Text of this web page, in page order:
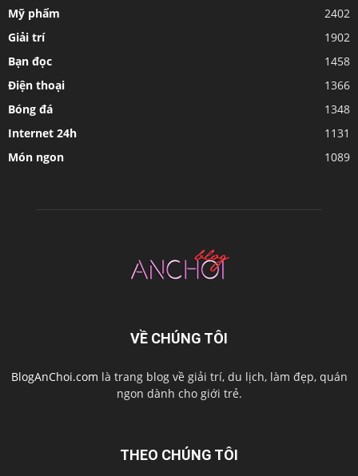
Mỹ phẩm
2402
Giải trí
1902
Bạn đọc
1458
Điện thoại
1366
Bóng đá
1348
Internet 24h
1131
Món ngon
1089
VỀ CHÚNG TÔI
BlogAnChoi.com là trang blog về giải trí, du lịch, làm đẹp, quán
ngon dành cho giới trẻ.
THEO CHÚNG TÔI